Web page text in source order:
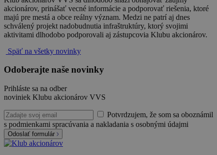
akcionárov, prinášať vecné informácie a podporovať riešenia, ktoré
majú pre mestá a obce reálny význam. Medzi ne patrí aj dnes
schválený projekt nadobudnutia infraštruktúry, ktorý svojimi
aktivitami dlhodobo podporovali aj zástupcovia Klubu akcionárov.
Späť na všetky novinky
Odoberajte naše novinky
Prihláste sa na odber
noviniek Klubu akcionárov VVS
Potvrdzujem, že som sa oboznámil
s podmienkami spracúvania a nakladania s osobnými údajmi
Odoslať formulár